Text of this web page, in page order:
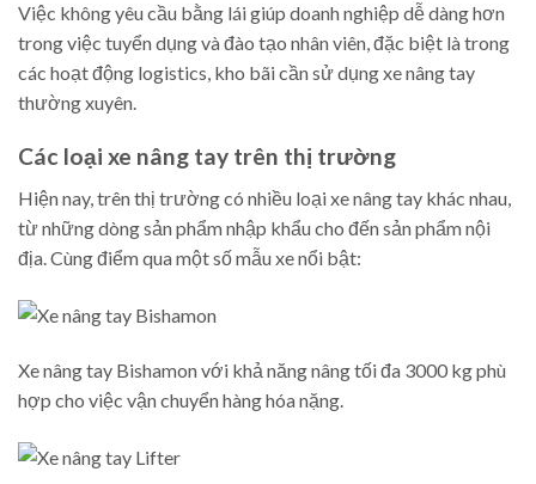
Việc không yêu cầu bằng lái giúp doanh nghiệp dễ dàng hơn
trong việc tuyển dụng và đào tạo nhân viên, đặc biệt là trong
các hoạt động logistics, kho bãi cần sử dụng xe nâng tay
thường xuyên.
Các loại xe nâng tay trên thị trường
Hiện nay, trên thị trường có nhiều loại xe nâng tay khác nhau,
từ những dòng sản phẩm nhập khẩu cho đến sản phẩm nội
địa. Cùng điểm qua một số mẫu xe nổi bật:
Xe nâng tay Bishamon với khả năng nâng tối đa 3000 kg phù
hợp cho việc vận chuyển hàng hóa nặng.